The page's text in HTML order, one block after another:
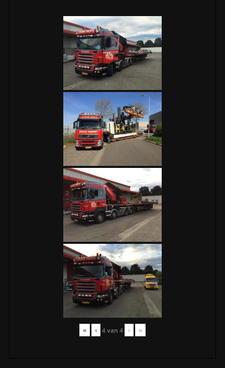
« ‹ 4van 4 › »